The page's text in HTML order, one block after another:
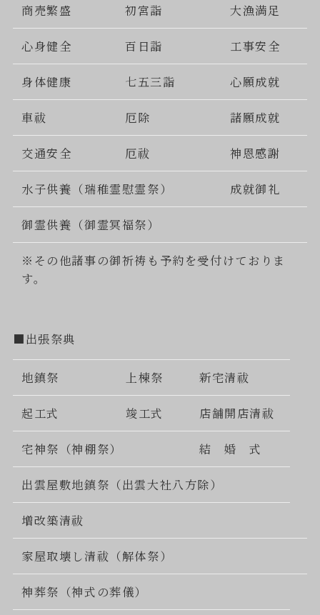
商売繁盛 初宮詣 大漁満足
心身健全 百日詣 工事安全
身体健康 七五三詣 心願成就
車祓 厄除 諸願成就
交通安全 厄祓 神恩感謝
水子供養（瑞稚霊慰霊祭） 成就御礼
御霊供養（御霊冥福祭）
※その他諸事の御祈祷も予約を受付けておりま
す。
■出張祭典
地鎮祭 上棟祭 新宅清祓
起工式 竣工式 店舗開店清祓
宅神祭（神棚祭） 結 婚 式
出雲屋敷地鎮祭（出雲大社八方除）
増改築清祓
家屋取壊し清祓（解体祭）
神葬祭（神式の葬儀）